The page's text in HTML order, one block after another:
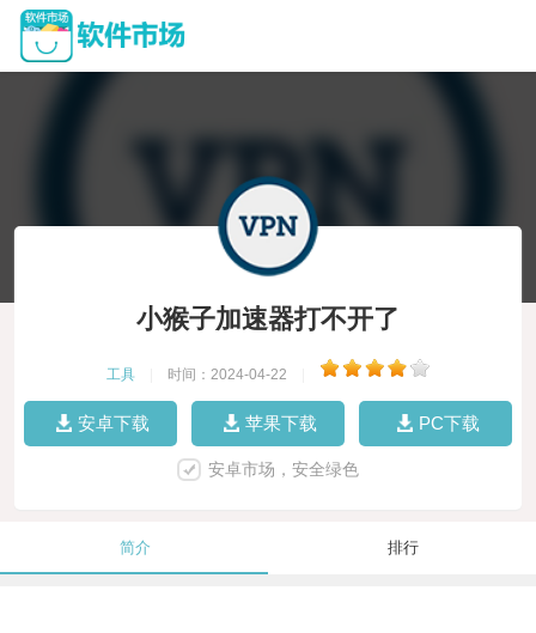
小猴子加速器打不开了
工具 时间：2024-04-22
安卓下载 苹果下载 PC下载
安卓市场，安全绿色
简介 排行